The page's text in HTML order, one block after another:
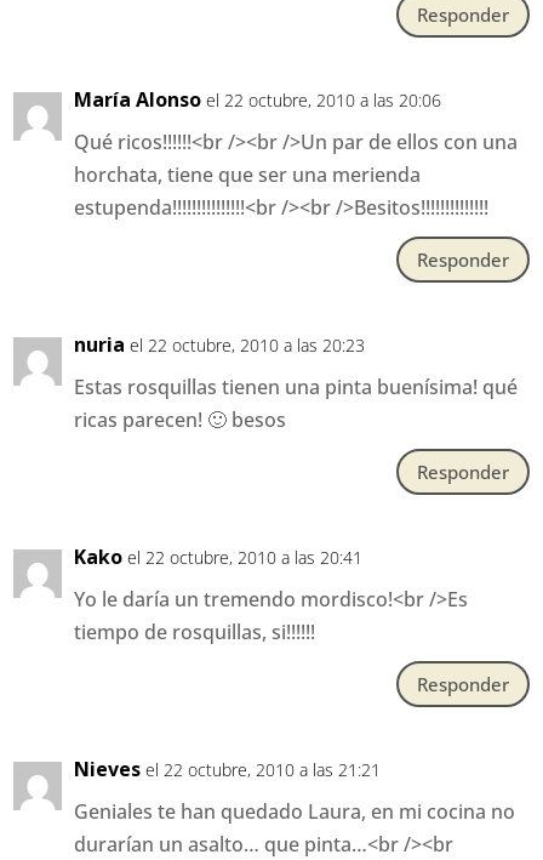
Responder
María Alonso el 22 octubre, 2010 a las 20:06
Qué ricos!!!!!!<br /><br />Un par de ellos con una
horchata, tiene que ser una merienda
estupenda!!!!!!!!!!!!!!!<br /><br />Besitos!!!!!!!!!!!!!!
Responder
nuria el 22 octubre, 2010 a las 20:23
Estas rosquillas tienen una pinta buenísima! qué
ricas parecen! 🙂 besos
Responder
Kako el 22 octubre, 2010 a las 20:41
Yo le daría un tremendo mordisco!<br />Es
tiempo de rosquillas, si!!!!!!
Responder
Nieves el 22 octubre, 2010 a las 21:21
Geniales te han quedado Laura, en mi cocina no
durarían un asalto… que pinta…<br /><br